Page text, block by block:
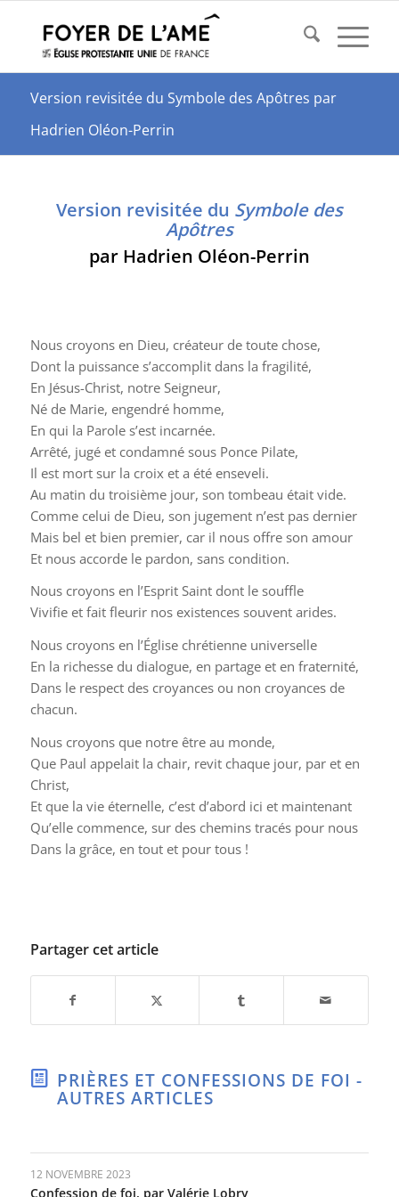
Version revisitée du Symbole des Apôtres par
Hadrien Oléon-Perrin
Version revisitée du Symbole des
Apôtres
par Hadrien Oléon-Perrin
Nous croyons en Dieu, créateur de toute chose,
Dont la puissance s’accomplit dans la fragilité,
En Jésus-Christ, notre Seigneur,
Né de Marie, engendré homme,
En qui la Parole s’est incarnée.
Arrêté, jugé et condamné sous Ponce Pilate,
Il est mort sur la croix et a été enseveli.
Au matin du troisième jour, son tombeau était vide.
Comme celui de Dieu, son jugement n’est pas dernier
Mais bel et bien premier, car il nous offre son amour
Et nous accorde le pardon, sans condition.
Nous croyons en l’Esprit Saint dont le souffle
Vivifie et fait fleurir nos existences souvent arides.
Nous croyons en l’Église chrétienne universelle
En la richesse du dialogue, en partage et en fraternité,
Dans le respect des croyances ou non croyances de
chacun.
Nous croyons que notre être au monde,
Que Paul appelait la chair, revit chaque jour, par et en
Christ,
Et que la vie éternelle, c’est d’abord ici et maintenant
Qu’elle commence, sur des chemins tracés pour nous
Dans la grâce, en tout et pour tous !
Partager cet article
PRIÈRES ET CONFESSIONS DE FOI -
AUTRES ARTICLES
12 NOVEMBRE 2023
Confession de foi, par Valérie Lobry